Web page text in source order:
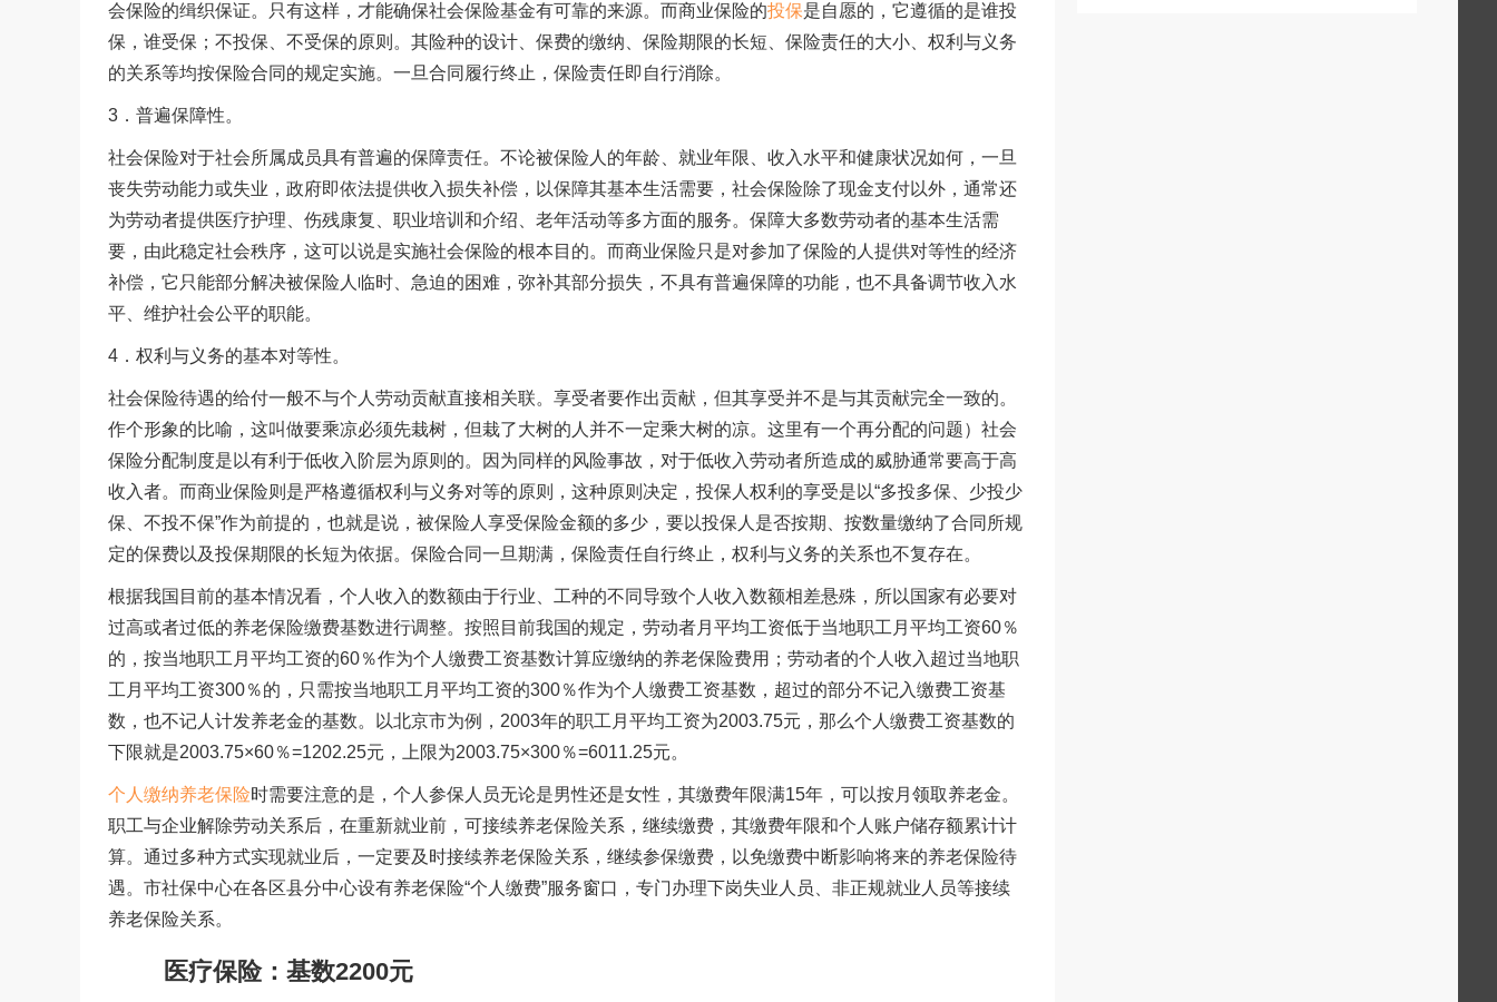
会保险的缉织保证。只有这样，才能确保社会保险基金有可靠的来源。而商业保险的投保是自愿的，它遵循的是谁投
保，谁受保；不投保、不受保的原则。其险种的设计、保费的缴纳、保险期限的长短、保险责任的大小、权利与义务
的关系等均按保险合同的规定实施。一旦合同履行终止，保险责任即自行消除。
3．普遍保障性。
社会保险对于社会所属成员具有普遍的保障责任。不论被保险人的年龄、就业年限、收入水平和健康状况如何，一旦
丧失劳动能力或失业，政府即依法提供收入损失补偿，以保障其基本生活需要，社会保险除了现金支付以外，通常还
为劳动者提供医疗护理、伤残康复、职业培训和介绍、老年活动等多方面的服务。保障大多数劳动者的基本生活需
要，由此稳定社会秩序，这可以说是实施社会保险的根本目的。而商业保险只是对参加了保险的人提供对等性的经济
补偿，它只能部分解决被保险人临时、急迫的困难，弥补其部分损失，不具有普遍保障的功能，也不具备调节收入水
平、维护社会公平的职能。
4．权利与义务的基本对等性。
社会保险待遇的给付一般不与个人劳动贡献直接相关联。享受者要作出贡献，但其享受并不是与其贡献完全一致的。
作个形象的比喻，这叫做要乘凉必须先栽树，但栽了大树的人并不一定乘大树的凉。这里有一个再分配的问题）社会
保险分配制度是以有利于低收入阶层为原则的。因为同样的风险事故，对于低收入劳动者所造成的威胁通常要高于高
收入者。而商业保险则是严格遵循权利与义务对等的原则，这种原则决定，投保人权利的享受是以“多投多保、少投少
保、不投不保”作为前提的，也就是说，被保险人享受保险金额的多少，要以投保人是否按期、按数量缴纳了合同所规
定的保费以及投保期限的长短为依据。保险合同一旦期满，保险责任自行终止，权利与义务的关系也不复存在。
根据我国目前的基本情况看，个人收入的数额由于行业、工种的不同导致个人收入数额相差悬殊，所以国家有必要对
过高或者过低的养老保险缴费基数进行调整。按照目前我国的规定，劳动者月平均工资低于当地职工月平均工资60％
的，按当地职工月平均工资的60％作为个人缴费工资基数计算应缴纳的养老保险费用；劳动者的个人收入超过当地职
工月平均工资300％的，只需按当地职工月平均工资的300％作为个人缴费工资基数，超过的部分不记入缴费工资基
数，也不记人计发养老金的基数。以北京市为例，2003年的职工月平均工资为2003.75元，那么个人缴费工资基数的
下限就是2003.75×60％=1202.25元，上限为2003.75×300％=6011.25元。
个人缴纳养老保险时需要注意的是，个人参保人员无论是男性还是女性，其缴费年限满15年，可以按月领取养老金。
职工与企业解除劳动关系后，在重新就业前，可接续养老保险关系，继续缴费，其缴费年限和个人账户储存额累计计
算。通过多种方式实现就业后，一定要及时接续养老保险关系，继续参保缴费，以免缴费中断影响将来的养老保险待
遇。市社保中心在各区县分中心设有养老保险“个人缴费”服务窗口，专门办理下岗失业人员、非正规就业人员等接续
养老保险关系。
医疗保险：基数2200元